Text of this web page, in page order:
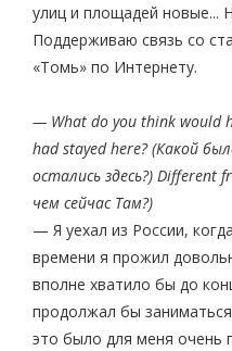
улиц и площадей новые...
Поддерживаю связь со
«Томь» по Интернету.
— What do you think would
had stayed here? (Какой
остались здесь?) Different
чем сейчас Там?)
— Я уехал из России,
времени я прожил
вполне хватило бы до
продолжал бы
это было для меня очень